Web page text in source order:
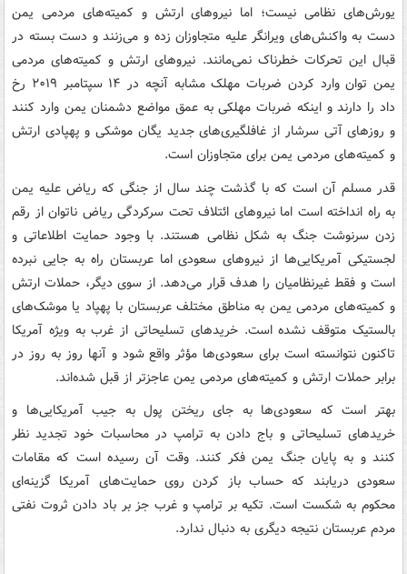
یورش‌های نظامی نیست؛ اما نیروهای ارتش و کمیته‌های مردمی یمن
دست به واکنش‌های ویرانگر علیه متجاوزان زده و می‌زنند و دست بسته در
قبال این تحرکات خطرناک نمی‌مانند. نیروهای ارتش و کمیته‌های مردمی
یمن توان وارد کردن ضربات مهلک مشابه آنچه در ۱۴ سپتامبر ۲۰۱۹ رخ
داد را دارند و اینکه ضربات مهلکی به عمق مواضع دشمنان یمن وارد کنند
و روزهای آتی سرشار از غافلگیری‌های جدید یگان موشکی و پهپادی ارتش
و کمیته‌های مردمی یمن برای متجاوزان است.
قدر مسلم آن است که با گذشت چند سال از جنگی که ریاض علیه یمن
به راه انداخته است اما نیروهای ائتلاف تحت سرکردگی ریاض ناتوان از رقم
زدن سرنوشت جنگ به شکل نظامی هستند. با وجود حمایت اطلاعاتی و
لجستیکی آمریکایی‌ها از نیروهای سعودی اما عربستان راه به جایی نبرده
است و فقط غیرنظامیان را هدف قرار می‌دهد. از سوی دیگر، حملات ارتش
و کمیته‌های مردمی یمن به مناطق مختلف عربستان با پهپاد یا موشک‌های
بالستیک متوقف نشده است. خریدهای تسلیحاتی از غرب به ویژه آمریکا
تاکنون نتوانسته است برای سعودی‌ها مؤثر واقع شود و آنها روز به روز در
برابر حملات ارتش و کمیته‌های مردمی یمن عاجزتر از قبل شده‌اند.
بهتر است که سعودی‌ها به جای ریختن پول به جیب آمریکایی‌ها و
خریدهای تسلیحاتی و باج دادن به ترامپ در محاسبات خود تجدید نظر
کنند و به پایان جنگ یمن فکر کنند. وقت آن رسیده است که مقامات
سعودی دریابند که حساب باز کردن روی حمایت‌های آمریکا گزینه‌ای
محکوم به شکست است. تکیه بر ترامپ و غرب جز بر باد دادن ثروت نفتی
مردم عربستان نتیجه دیگری به دنبال ندارد.